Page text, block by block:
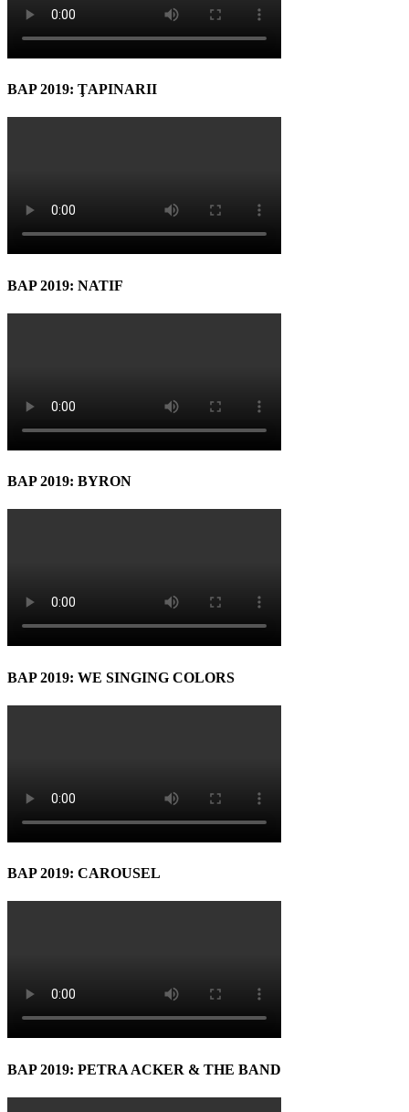
BAP 2019: ŢAPINARII
BAP 2019: NATIF
BAP 2019: BYRON
BAP 2019: WE SINGING COLORS
BAP 2019: CAROUSEL
BAP 2019: PETRA ACKER & THE BAND